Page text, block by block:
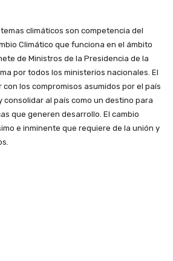
climáticos son competencia del
Climático que funciona en el ámbito
de Ministros de la Presidencia de la
por todos los ministerios nacionales. El
los compromisos asumidos por el país
consolidar al país como un destino para
que generen desarrollo. El cambio
e inminente que requiere de la unión y